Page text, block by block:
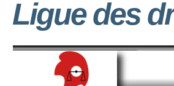
Ligue des